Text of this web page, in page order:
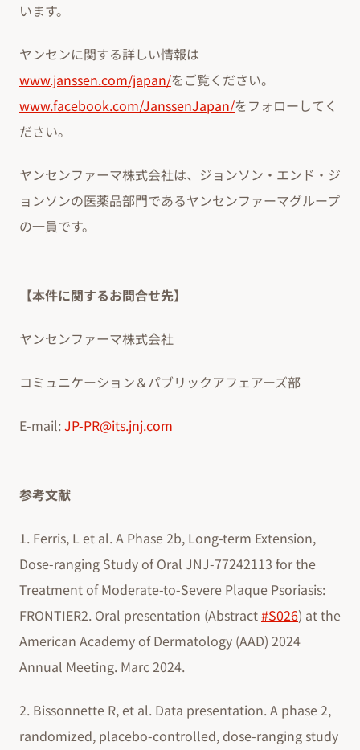
います。
ヤンセンに関する詳しい情報は
www.janssen.com/japan/をご覧ください。
www.facebook.com/JanssenJapan/をフォローしてく
ださい。
ヤンセンファーマ株式会社は、ジョンソン・エンド・ジ
ョンソンの医薬品部門であるヤンセンファーマグループ
の一員です。
【本件に関するお問合せ先】
ヤンセンファーマ株式会社
コミュニケーション＆パブリックアフェアーズ部
E-mail:JP-PR@its.jnj.com
参考文献
1. Ferris, L et al. A Phase 2b, Long-term Extension,
Dose-ranging Study of Oral JNJ-77242113 for the
Treatment of Moderate-to-Severe Plaque Psoriasis:
FRONTIER2. Oral presentation (Abstract#S026) at the
American Academy of Dermatology (AAD) 2024
Annual Meeting. Marc 2024.
2. Bissonnette R, et al. Data presentation. A phase 2,
randomized, placebo-controlled, dose-ranging study